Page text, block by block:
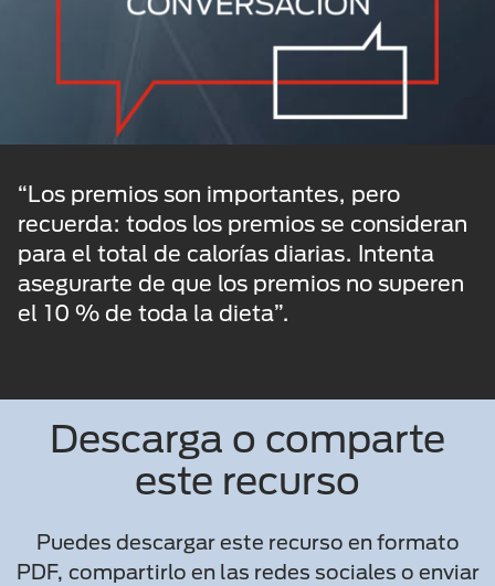
“Los premios son importantes, pero
recuerda: todos los premios se consideran
para el total de calorías diarias. Intenta
asegurarte de que los premios no superen
el 10 % de toda la dieta”.
Descarga o comparte
este recurso
Puedes descargar este recurso en formato
PDF, compartirlo en las redes sociales o enviar